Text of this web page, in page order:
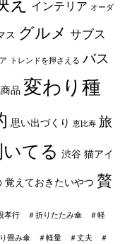
インテリア オーダ
ス グルメ サブス
トレンドを押さえる バス
品 変わり種
思い出づくり 恵比寿 旅
てる 渋谷 猫アイ
覚えておきたいやつ 贅
孝行 ＃折りたたみ傘 ＃軽
畳み傘 ＃軽量 ＃丈夫 ＃